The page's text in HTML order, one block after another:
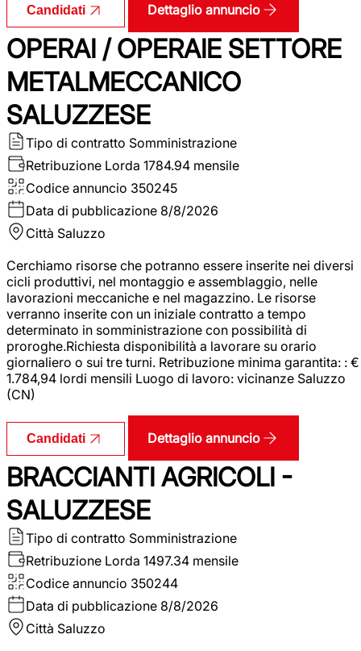
Candidati Dettaglio annuncio
OPERAI / OPERAIE SETTORE
METALMECCANICO
SALUZZESE
Tipo di contratto Somministrazione
Retribuzione Lorda 1784.94 mensile
Codice annuncio 350245
Data di pubblicazione 8/8/2026
Città Saluzzo
Cerchiamo risorse che potranno essere inserite nei diversi
cicli produttivi, nel montaggio e assemblaggio, nelle
lavorazioni meccaniche e nel magazzino. Le risorse
verranno inserite con un iniziale contratto a tempo
determinato in somministrazione con possibilità di
proroghe.Richiesta disponibilità a lavorare su orario
giornaliero o sui tre turni. Retribuzione minima garantita: : €
1.784,94 lordi mensili Luogo di lavoro: vicinanze Saluzzo
(CN)
Candidati Dettaglio annuncio
BRACCIANTI AGRICOLI -
SALUZZESE
Tipo di contratto Somministrazione
Retribuzione Lorda 1497.34 mensile
Codice annuncio 350244
Data di pubblicazione 8/8/2026
Città Saluzzo